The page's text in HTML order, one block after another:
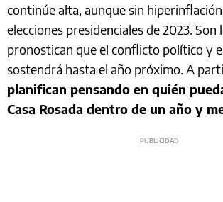
continúe alta, aunque sin
elecciones presidenciales de 2023. Son
pronostican que el conflicto político y
sostendrá hasta el año próximo. A
planifican pensando en quién
Casa Rosada dentro de un año y